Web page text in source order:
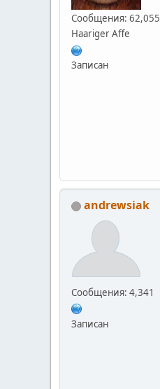
Сообщения: 62,055
Haariger Affe
Записан
andrewsiak
Сообщения: 4,341
Записан